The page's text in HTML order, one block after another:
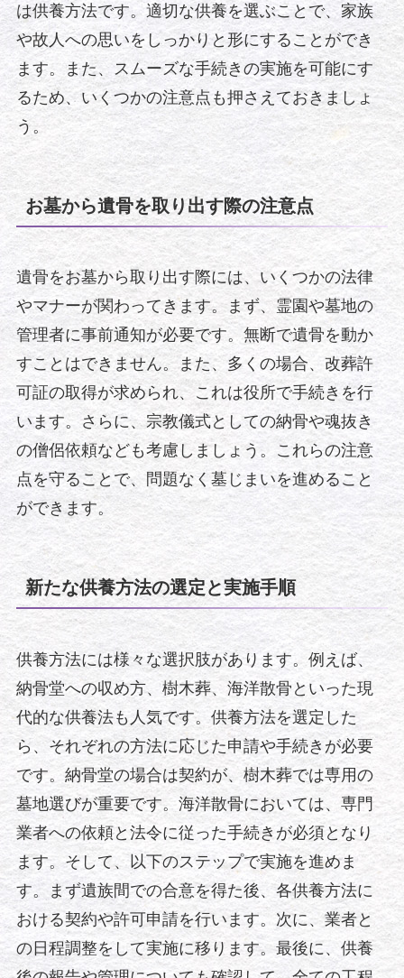
は供養方法です。適切な供養を選ぶことで、家族
や故人への思いをしっかりと形にすることができ
ます。また、スムーズな手続きの実施を可能にす
るため、いくつかの注意点も押さえておきましょ
う。
お墓から遺骨を取り出す際の注意点
遺骨をお墓から取り出す際には、いくつかの法律
やマナーが関わってきます。まず、霊園や墓地の
管理者に事前通知が必要です。無断で遺骨を動か
すことはできません。また、多くの場合、改葬許
可証の取得が求められ、これは役所で手続きを行
います。さらに、宗教儀式としての納骨や魂抜き
の僧侶依頼なども考慮しましょう。これらの注意
点を守ることで、問題なく墓じまいを進めること
ができます。
新たな供養方法の選定と実施手順
供養方法には様々な選択肢があります。例えば、
納骨堂への収め方、樹木葬、海洋散骨といった現
代的な供養法も人気です。供養方法を選定した
ら、それぞれの方法に応じた申請や手続きが必要
です。納骨堂の場合は契約が、樹木葬では専用の
墓地選びが重要です。海洋散骨においては、専門
業者への依頼と法令に従った手続きが必須となり
ます。そして、以下のステップで実施を進めま
す。まず遺族間での合意を得た後、各供養方法に
おける契約や許可申請を行います。次に、業者と
の日程調整をして実施に移ります。最後に、供養